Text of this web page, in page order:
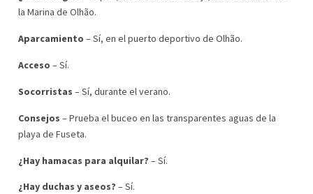
la Marina de Olhão.
Aparcamiento – Sí, en el puerto deportivo de Olhão.
Acceso – Sí.
Socorristas – Sí, durante el verano.
Consejos – Prueba el buceo en las transparentes aguas de la
playa de Fuseta.
¿Hay hamacas para alquilar? – Sí.
¿Hay duchas y aseos? – Sí.